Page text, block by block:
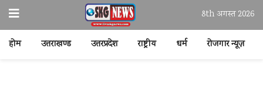
8th अगस्त 2026
होम उत्तराखण्ड उत्तरप्रदेश राष्ट्रीय धर्म रोजगार न्यूज़